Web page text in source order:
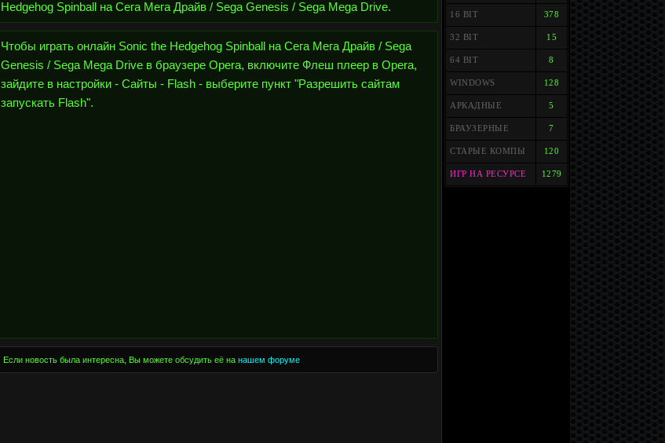
Hedgehog Spinball на Сега Мега Драйв / Sega Genesis / Sega Mega Drive.
Чтобы играть онлайн Sonic the Hedgehog Spinball на Сега Мега Драйв / Sega
Genesis / Sega Mega Drive в браузере Opera, включите Флеш плеер в Opera,
зайдите в настройки - Сайты - Flash - выберите пункт "Разрешить сайтам
запускать Flash".
Если новость была интересна, Вы можете обсудить её на нашем форуме
16 BIT 378
32 BIT 15
64 BIT 8
WINDOWS 128
АРКАДНЫЕ 5
БРАУЗЕРНЫЕ 7
СТАРЫЕ КОМПЫ 120
ИГР НА РЕСУРСЕ 1279